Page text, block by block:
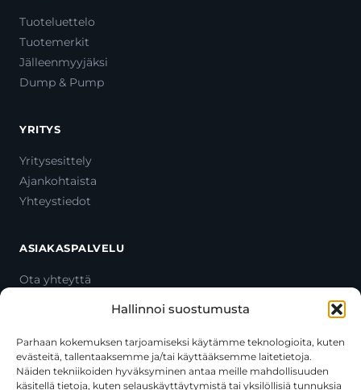
Hallinnoi suostumusta
Parhaan kokemuksen tarjoamiseksi käytämme teknologioita, kuten
evästeitä, tallentaaksemme ja/tai käyttääksemme laitetietoja.
Näiden tekniikoiden hyväksyminen antaa meille mahdollisuuden
käsitellä tietoja, kuten selauskäyttäytymistä tai yksilöllisiä tunnuksia
Tuoteluettelo
Tuotemerkit
Jälleenmyyjäksi
Dump & Pump
YRITYS
Yritysesittely
Ajankohtaista
Yhteystiedot
ASIAKASPALVELU
Ota yhteyttä
Toimitustavat
Usein kysytyt kysymykset
+358 44 270 3795